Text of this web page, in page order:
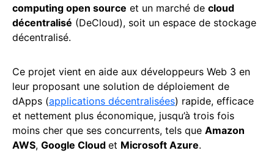
computing open source et un marché de cloud
décentralisé (DeCloud), soit un espace de stockage
décentralisé.
Ce projet vient en aide aux développeurs Web 3 en
leur proposant une solution de déploiement de
dApps (applications décentralisées) rapide, efficace
et nettement plus économique, jusqu’à trois fois
moins cher que ses concurrents, tels que Amazon
AWS, Google Cloud et Microsoft Azure.